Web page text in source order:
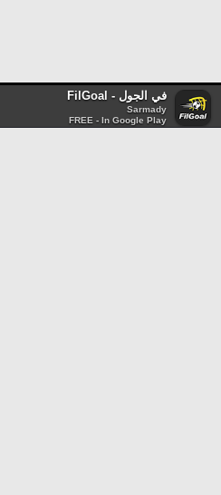
في الجول - FilGoal
Sarmady
FREE - In Google Play